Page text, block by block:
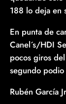
188 lo deja en
En punta de
Canel´s/HDI
pocos giros
segundo podio
Rubén García